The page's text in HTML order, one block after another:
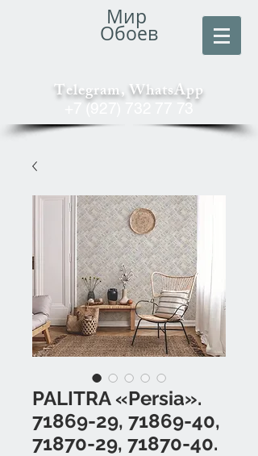
Мир
Обоев
Telegram, WhatsApp
+7 (927) 732 77 73
PALITRA «Persia».
71869-29, 71869-40,
71870-29, 71870-40.